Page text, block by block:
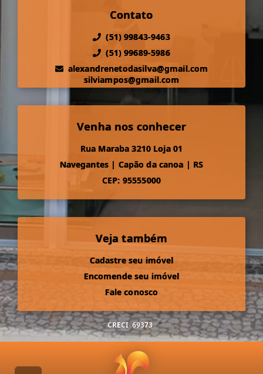
Contato
(51) 99843-9463
(51) 99689-5986
alexandrenetodasilva@gmail.com
silviampos@gmail.com
Venha nos conhecer
Rua Maraba 3210 Loja 01
Navegantes | Capão da canoa | RS
CEP: 95555000
Veja também
Cadastre seu imóvel
Encomende seu imóvel
Fale conosco
CRECI 69373